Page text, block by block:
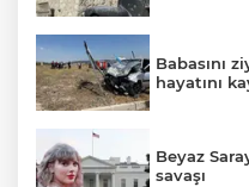
Babasını
hayatını
Beyaz
savaşı